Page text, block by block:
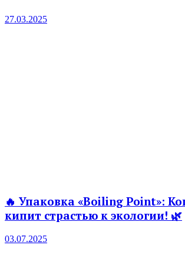
27.03.2025
🔥 Упаковка «Boiling Point»:
кипит страстью к экологии! 🌿
03.07.2025